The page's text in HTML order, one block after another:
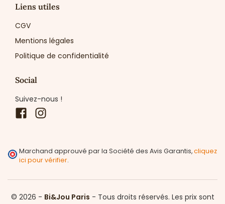
Liens utiles
CGV
Mentions légales
Politique de confidentialité
Social
Suivez-nous !
Facebook
Marchand approuvé par la Société des Avis Garantis,cliquez
ici pour vérifier.
© 2026 - Bi&Jou Paris - Tous droits réservés. Les prix sont